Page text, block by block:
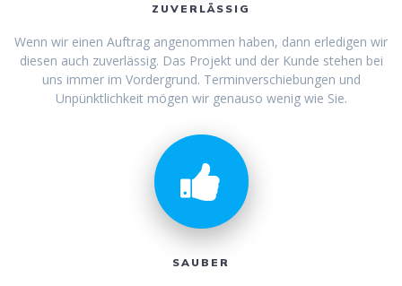
ZUVERLÄSSIG
Wenn wir einen Auftrag angenommen haben, dann erledigen wir
diesen auch zuverlässig. Das Projekt und der Kunde stehen bei
uns immer im Vordergrund. Terminverschiebungen und
Unpünktlichkeit mögen wir genauso wenig wie Sie.
SAUBER